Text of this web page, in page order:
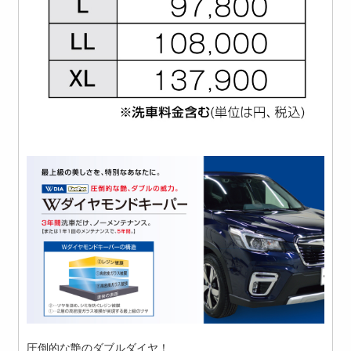
圧倒的な艶のダブルダイヤ！